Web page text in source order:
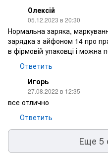
Олексій
05.12.2023 в 20:30
Нормальна заряка,
зарядка з айфоном 14 про
в фірмовій упаковці і можна
Ответить
Игорь
27.08.2022 в 12:35
все отлично
Ответить
Еще 5